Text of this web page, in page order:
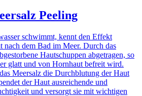
Peeling
schwimmt, kennt den Effekt
nach dem Bad im Meer. Durch das
Hautschuppen abgetragen, so
glatt und von Hornhaut befreit wird.
Meersalz die Durchblutung der Haut
der Haut ausreichende und
und versorgt sie mit wichtigen